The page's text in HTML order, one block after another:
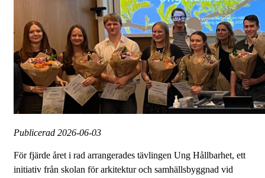
Publicerad 2026-06-03
För fjärde året i rad arrangerades tävlingen Ung Hållbarhet, ett
initiativ från skolan för arkitektur och samhällsbyggnad vid